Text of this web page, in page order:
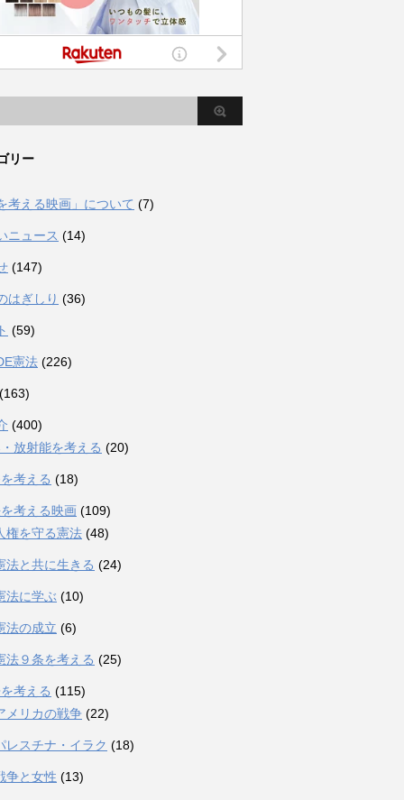
リー
考える映画」について (7)
ニュース (14)
(147)
はぎしり (36)
(59)
憲法 (226)
(400)
放射能を考える (20)
考える (18)
考える映画 (109)
権を守る憲法 (48)
法と共に生きる (24)
法に学ぶ (10)
法の成立 (6)
法９条を考える (25)
考える (115)
メリカの戦争 (22)
レスチナ・イラク (18)
争と女性 (13)